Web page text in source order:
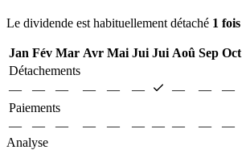
Le dividende est habituellement détaché 1 fois
Jan Fév Mar Avr Mai Jui Jui Aoû Sep Oct
Détachements
—
— — — — — — — —
Paiements
—
— — — — — — — — —
Analyse